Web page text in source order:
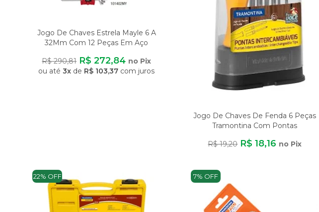
Jogo De Chaves Estrela Mayle 6 A
32Mm Com 12 Peças Em Aço
R$ 290,81 R$ 272,84 no Pix
ou até3x de R$ 103,37 com juros
Jogo De Chaves De Fenda 6 Peças
Tramontina Com Pontas
R$ 19,20 R$ 18,16 no Pix
22% OFF 7% OFF